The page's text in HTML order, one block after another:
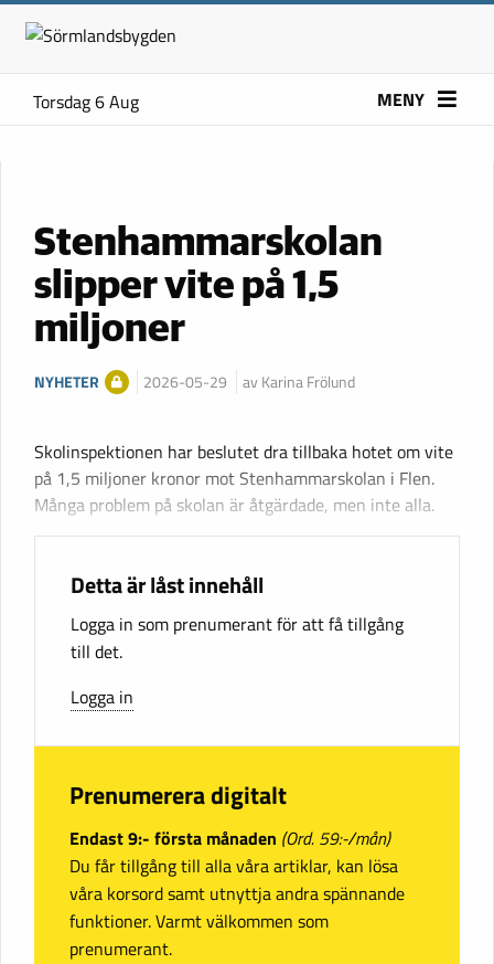
Torsdag 6 Aug MENY
Stenhammarskolan
slipper vite på 1,5
miljoner
NYHETER 2026-05-29 av Karina Frölund
Skolinspektionen har beslutet dra tillbaka hotet om vite
på 1,5 miljoner kronor mot Stenhammarskolan i Flen.
Många problem på skolan är åtgärdade, men inte alla.
Detta är låst innehåll
Logga in som prenumerant för att få tillgång
till det.
Logga in
Prenumerera digitalt
Endast 9:- första månaden (Ord. 59:-/mån)
Du får tillgång till alla våra artiklar, kan lösa
våra korsord samt utnyttja andra spännande
funktioner. Varmt välkommen som
prenumerant.